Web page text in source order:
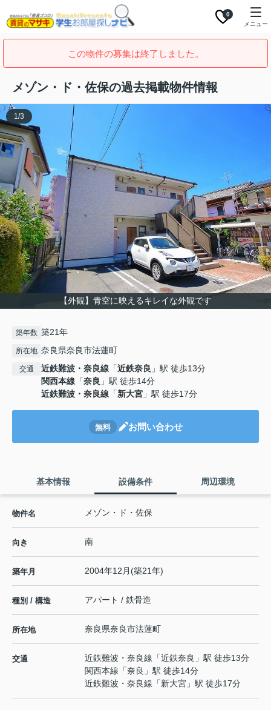
0
メニュー
この物件の募集は終了しました。
メゾン・ド・佐保の過去掲載物件情報
【外観】青空に映えるキレイな外観です
1/3
築年数 築21年
所在地 奈良県奈良市法蓮町
交通 近鉄難波・奈良線 「近鉄奈良 」駅 徒歩13分
関西本線 「奈良 」駅 徒歩14分
近鉄難波・奈良線 「新大宮 」駅 徒歩17分
無料 お問い合わせ
基本情報 設備条件 周辺環境
物件名 メゾン・ド・佐保
向き 南
築年月 2004年12月(築21年)
種別 / 構造 アパート / 鉄骨造
所在地 奈良県奈良市法蓮町
交通 近鉄難波・奈良線 「近鉄奈良 」駅 徒歩13分
関西本線 「奈良 」駅 徒歩14分
近鉄難波・奈良線 「新大宮 」駅 徒歩17分